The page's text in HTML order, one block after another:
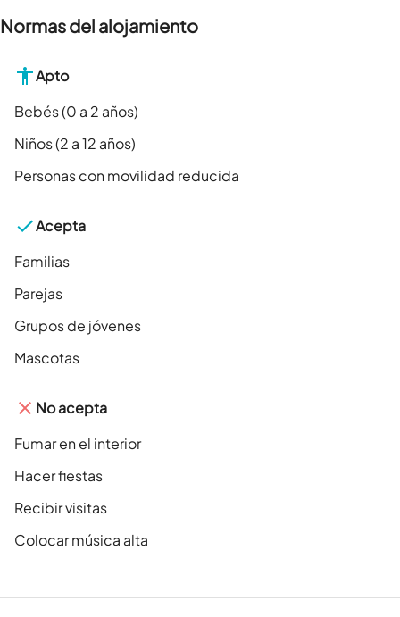
Normas del alojamiento
Apto
Bebés (0 a 2 años)
Niños (2 a 12 años)
Personas con movilidad reducida
Acepta
Familias
Parejas
Grupos de jóvenes
Mascotas
No acepta
Fumar en el interior
Hacer fiestas
Recibir visitas
Colocar música alta